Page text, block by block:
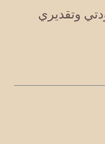
وتقديري